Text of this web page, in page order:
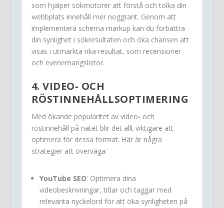
som hjälper sökmotorer att förstå och tolka din
webbplats innehåll mer noggrant. Genom att
implementera schema markup kan du förbättra
din synlighet i sökresultaten och öka chansen att
visas i utmärkta rika resultat, som recensioner
och evenemangslistor.
4. VIDEO- OCH
RÖSTINNEHÅLLSOPTIMERING
Med ökande popularitet av video- och
röstinnehåll på nätet blir det allt viktigare att
optimera för dessa format. Här är några
strategier att överväga:
YouTube SEO: Optimera dina
videobeskrivningar, titlar och taggar med
relevanta nyckelord för att öka synligheten på